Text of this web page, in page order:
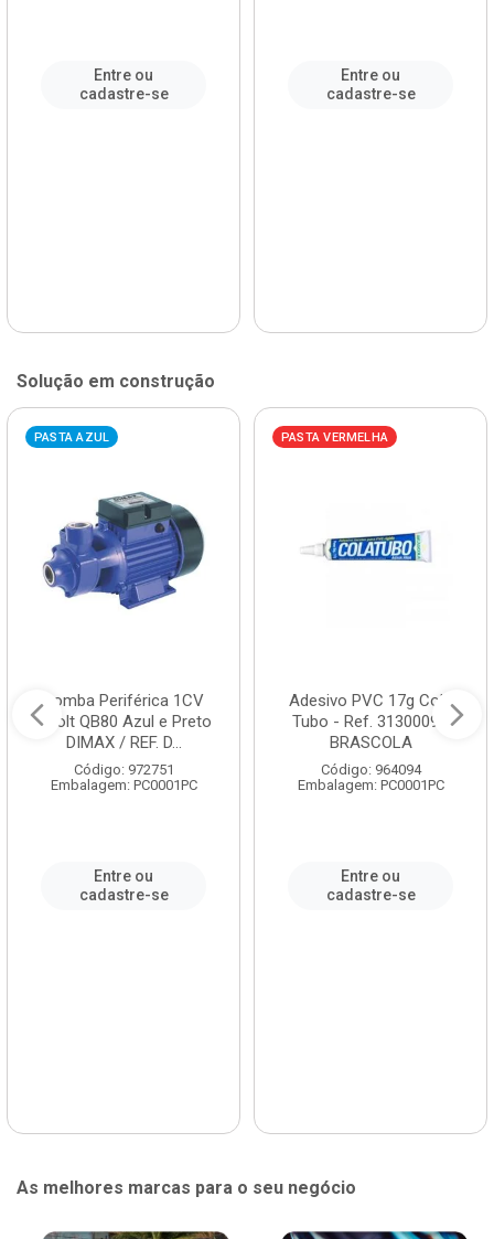
Entre ou
cadastre-se
Entre ou
cadastre-se
Solução em construção
PASTA AZUL
Bomba Periférica 1CV
Bivolt QB80 Azul e Preto
DIMAX / REF. D...
Código: 972751
Embalagem: PC0001PC
Entre ou
cadastre-se
PASTA VERMELHA
Adesivo PVC 17g Cola
Tubo - Ref. 3130009 -
BRASCOLA
Código: 964094
Embalagem: PC0001PC
Entre ou
cadastre-se
As melhores marcas para o seu negócio